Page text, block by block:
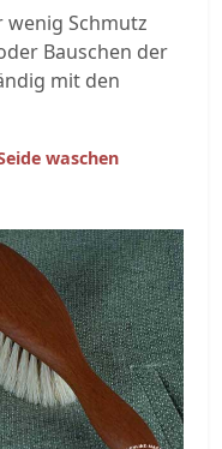
wenig Schmutz
Bauschen der
mit den
waschen